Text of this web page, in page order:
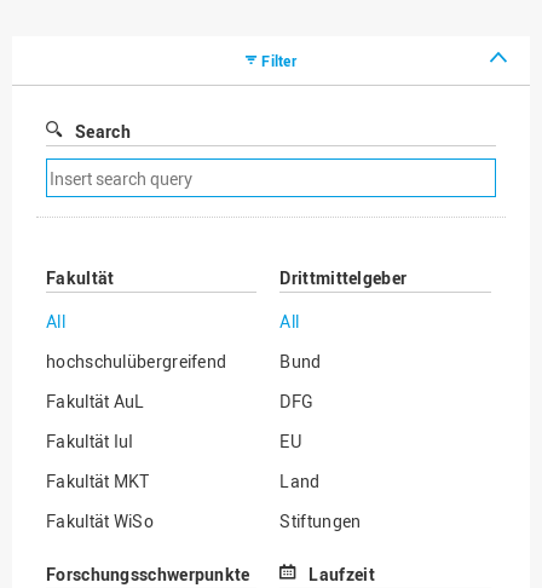
Filter
Search
Remove
search
filter
Fakultät
All
hochschulübergreifend
Fakultät AuL
Fakultät IuI
Fakultät MKT
Fakultät WiSo
Drittmittelgeber
All
Bund
DFG
EU
Land
Stiftungen
Sonstige
Forschungsschwerpunkte
Laufzeit